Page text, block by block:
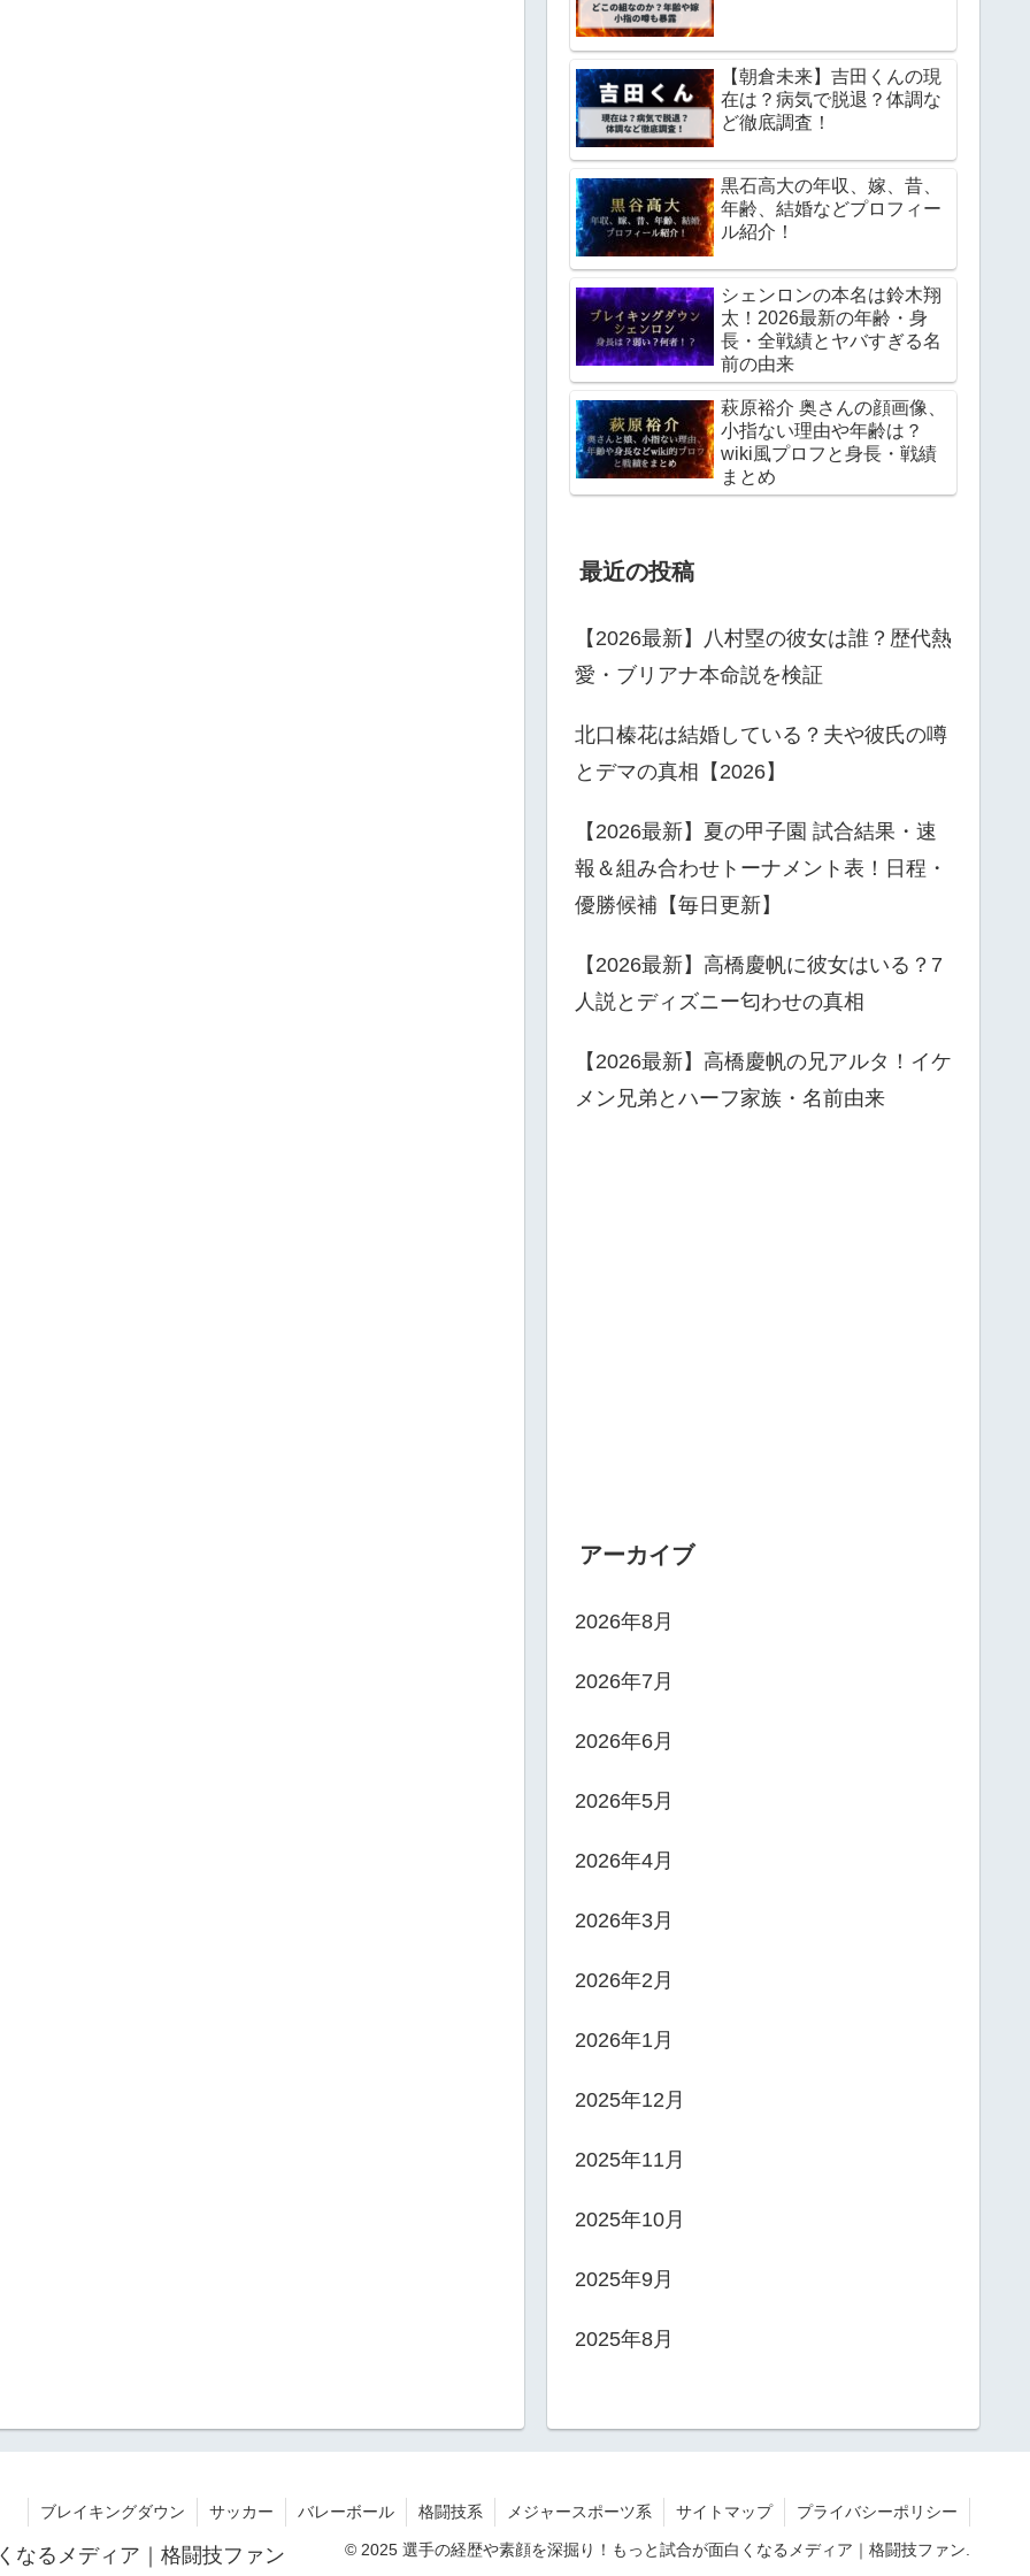
【朝倉未来】吉田くんの現
在は？病気で脱退？体調な
ど徹底調査！
黒石高大の年収、嫁、昔、
年齢、結婚などプロフィー
ル紹介！
シェンロンの本名は鈴木翔
太！2026最新の年齢・身
長・全戦績とヤバすぎる名
前の由来
萩原裕介 奥さんの顔画像、
小指ない理由や年齢は？
wiki風プロフと身長・戦績
まとめ
最近の投稿
【2026最新】八村塁の彼女は誰？歴代熱
愛・ブリアナ本命説を検証
北口榛花は結婚している？夫や彼氏の噂
とデマの真相【2026】
【2026最新】夏の甲子園 試合結果・速
報＆組み合わせトーナメント表！日程・
優勝候補【毎日更新】
【2026最新】高橋慶帆に彼女はいる？7
人説とディズニー匂わせの真相
【2026最新】高橋慶帆の兄アルタ！イケ
メン兄弟とハーフ家族・名前由来
アーカイブ
2026年8月
2026年7月
2026年6月
2026年5月
2026年4月
2026年3月
2026年2月
2026年1月
2025年12月
2025年11月
2025年10月
2025年9月
2025年8月
なるメディア｜格闘技ファン
ブレイキングダウン サッカー バレーボール 格闘技系 メジャースポーツ系 サイトマップ プライバシーポリシー
© 2025 選手の経歴や素顔を深掘り！もっと試合が面白くなるメディア｜格闘技ファン.